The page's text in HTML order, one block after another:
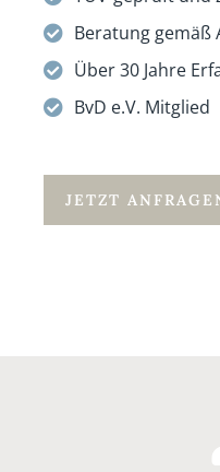
Beratung gemäß
Über 30 Jahre
BvD e.V. Mitglied
JETZT